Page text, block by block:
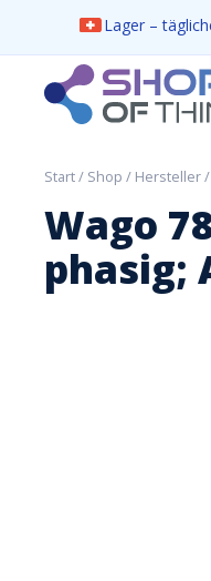
Lager –
Start/ Shop / Hersteller/
Wago
phasig;